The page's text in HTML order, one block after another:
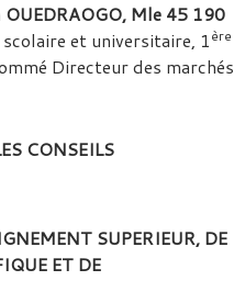
OUEDRAOGO, Mle 45 190
et universitaire, 1ère
Directeur des marchés
CONSEILS
SUPERIEUR, DE
ET DE